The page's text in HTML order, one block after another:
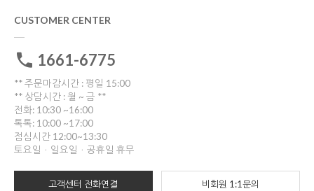
CUSTOMER CENTER
1661-6775
** 주문마감시간 : 평일 15:00
** 상담시간 : 월 ~ 금 **
전화: 10:30 ~16:00
톡톡: 10:00 ~17:00
점심시간 12:00~13:30
토요일ㆍ일요일ㆍ공휴일 휴무
고객센터 전화연결 비회원 1:1문의